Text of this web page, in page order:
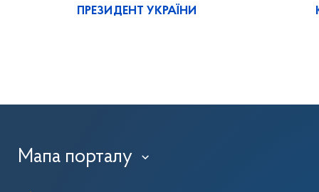
ПРЕЗИДЕНТ УКРАЇНИ
Мапа порталу ›